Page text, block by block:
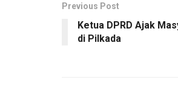
Previous Post
Ketua DPRD Ajak
di Pilkada